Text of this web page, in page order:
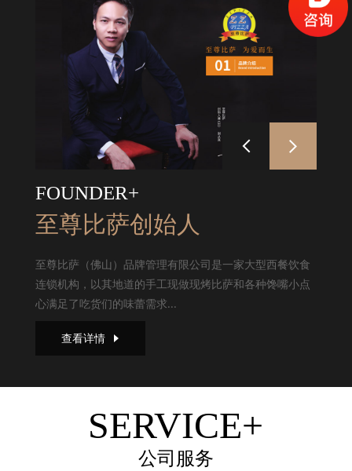
FOUNDER+
至尊比萨创始人
至尊比萨（佛山）品牌管理有限公司是一家大型西餐饮食
连锁机构，以其地道的手工现做现烤比萨和各种馋嘴小点
心满足了吃货们的味蕾需求...
查看详情
SERVICE+
公司服务